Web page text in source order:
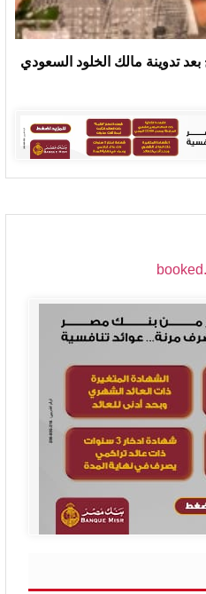
تدوينة مالك الخلود السعودي